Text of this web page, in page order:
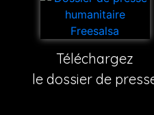
Téléchargez
le dossier de